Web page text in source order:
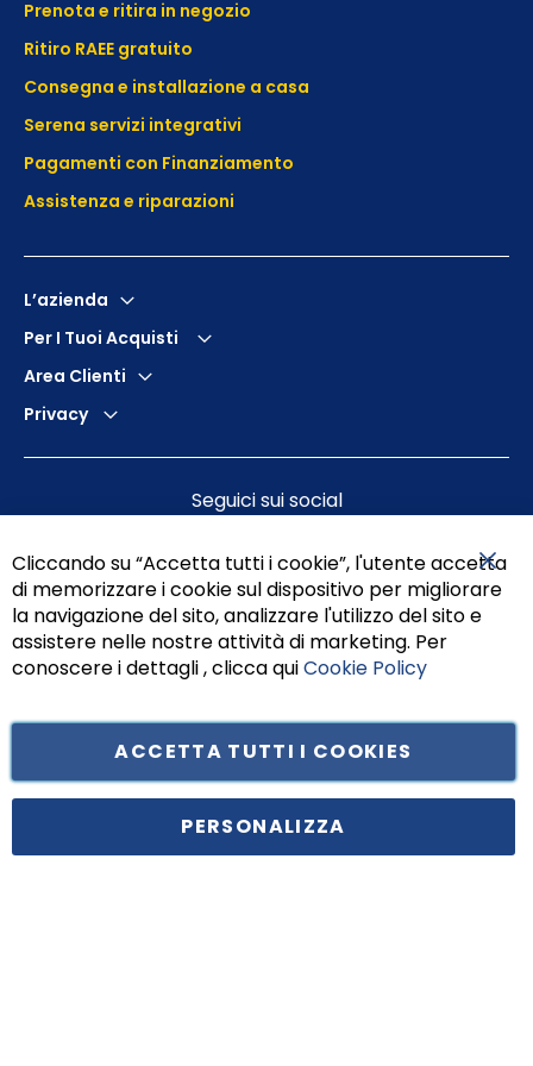
Prenota e ritira in negozio
Ritiro RAEE gratuito
Consegna e installazione a casa
Serena servizi integrativi
Pagamenti con Finanziamento
Assistenza e riparazioni
L’azienda
Per I Tuoi Acquisti
Area Clienti
Privacy
Seguici sui social
Principe di Piemonte 199, cap. 80026 Casoria (NA) - C.F. 05834470634 -
Cliccando su “Accetta tutti i cookie”, l'utente accetta
di memorizzare i cookie sul dispositivo per migliorare
la navigazione del sito, analizzare l'utilizzo del sito e
assistere nelle nostre attività di marketing. Per
conoscere i dettagli , clicca quiCookie Policy
ACCETTA TUTTI I COOKIES
PERSONALIZZA